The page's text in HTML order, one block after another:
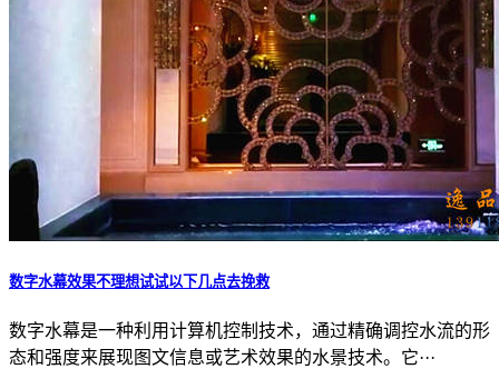
数字水幕效果不理想试试以下几点去挽救
数字水幕是一种利用计算机控制技术，通过精确调控水流的形
态和强度来展现图文信息或艺术效果的水景技术。它···